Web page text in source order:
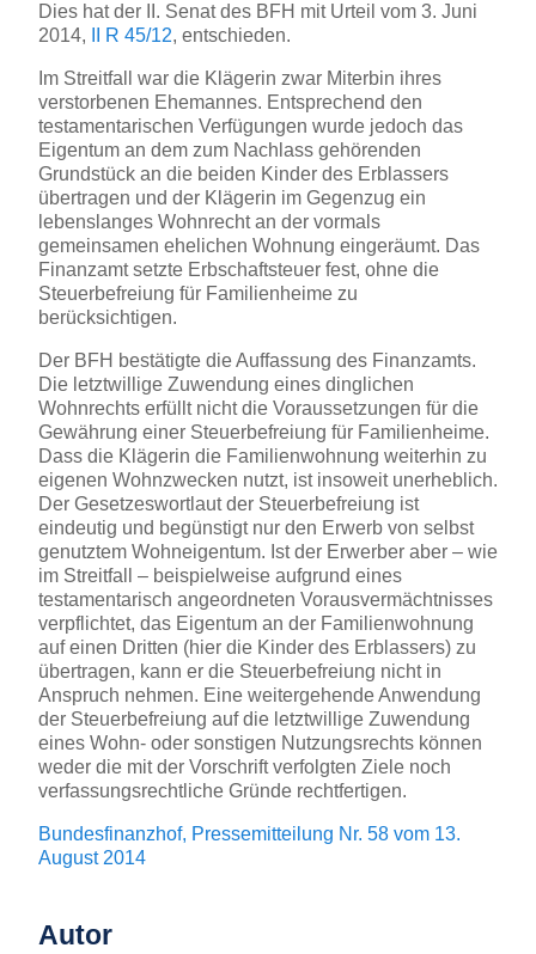
Dies hat der II. Senat des BFH mit Urteil vom 3. Juni
2014,
II R 45/12, entschieden.
Im Streitfall war die Klägerin zwar Miterbin ihres
verstorbenen Ehemannes. Entsprechend den
testamentarischen Verfügungen wurde jedoch das
Eigentum an dem zum Nachlass gehörenden
Grundstück an die beiden Kinder des Erblassers
übertragen und der Klägerin im Gegenzug ein
lebenslanges Wohnrecht an der vormals
gemeinsamen ehelichen Wohnung eingeräumt. Das
Finanzamt setzte Erbschaftsteuer fest, ohne die
Steuerbefreiung für Familienheime zu
berücksichtigen.
Der BFH bestätigte die Auffassung des Finanzamts.
Die letztwillige Zuwendung eines dinglichen
Wohnrechts erfüllt nicht die Voraussetzungen für die
Gewährung einer Steuerbefreiung für Familienheime.
Dass die Klägerin die Familienwohnung weiterhin zu
eigenen Wohnzwecken nutzt, ist insoweit unerheblich.
Der Gesetzeswortlaut der Steuerbefreiung ist
eindeutig und begünstigt nur den Erwerb von selbst
genutztem Wohneigentum. Ist der Erwerber aber – wie
im Streitfall – beispielweise aufgrund eines
testamentarisch angeordneten Vorausvermächtnisses
verpflichtet, das Eigentum an der Familienwohnung
auf einen Dritten (hier die Kinder des Erblassers) zu
übertragen, kann er die Steuerbefreiung nicht in
Anspruch nehmen. Eine weitergehende Anwendung
der Steuerbefreiung auf die letztwillige Zuwendung
eines Wohn- oder sonstigen Nutzungsrechts können
weder die mit der Vorschrift verfolgten Ziele noch
verfassungsrechtliche Gründe rechtfertigen.
Bundesfinanzhof, Pressemitteilung Nr. 58 vom 13.
August 2014
Autor